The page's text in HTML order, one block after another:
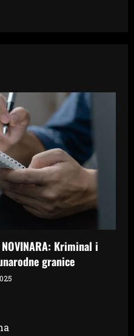
NOVINARA: Kriminal i
granice